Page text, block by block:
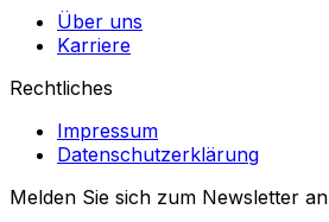
Über uns
Karriere
Rechtliches
Impressum
Datenschutzerklärung
Melden Sie sich zum Newsletter an